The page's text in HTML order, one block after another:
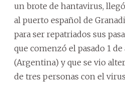
un brote de hantavirus,
al puerto español de
para ser repatriados sus
que comenzó el pasado 1
(Argentina) y que se vio
de tres personas con el